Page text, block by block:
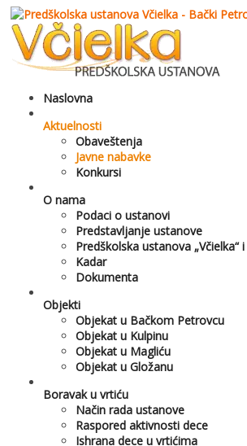
Naslovna
Aktuelnosti
Obaveštenja
Javne nabavke
Konkursi
O nama
Podaci o ustanovi
Predstavljanje ustanove
Predškolska ustanova
Kadar
Dokumenta
Objekti
Objekat u Bačkom Petrovcu
Objekat u Kulpinu
Objekat u Magliću
Objekat u Gložanu
Boravak u vrtiću
Način rada ustanove
Raspored aktivnosti dece
Ishrana dece u vrtićima